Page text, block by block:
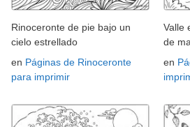
Rinoceronte de pie bajo un
cielo estrellado
en Páginas de Rinoceronte
para imprimir
Valle
de
en